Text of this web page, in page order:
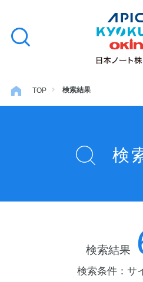
文
キ
ッ
検
る
ファイル・バイン
TOP 検索結果
検
検索結果
検索条件： サ